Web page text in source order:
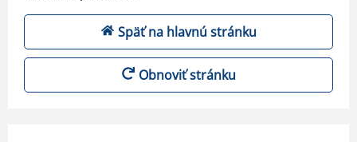
Späť na hlavnú stránku
Obnoviť stránku